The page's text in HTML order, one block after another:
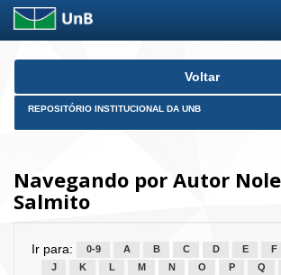
Skip
Voltar
REPOSITÓRIO INSTITUCIONAL DA UNB
Navegando por Autor
Salmito
Ir para: 0-9 A B C D E F
J
K L M N O P Q